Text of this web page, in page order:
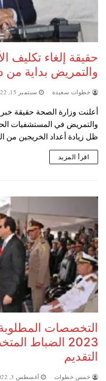
حقيقة إلغاء تكليف
والتمريض بداية من
خطوات سعيدة سبتمبر 15, 2022
أعلنت وزارة الصحة حقيقة خبر
ظل زيادة أعداد الخريجين من
اقرأ المزيد
التخصصات المطلوبة
2023 الضباط
التقديم
خمس خطوات أغسطس 3, 2022